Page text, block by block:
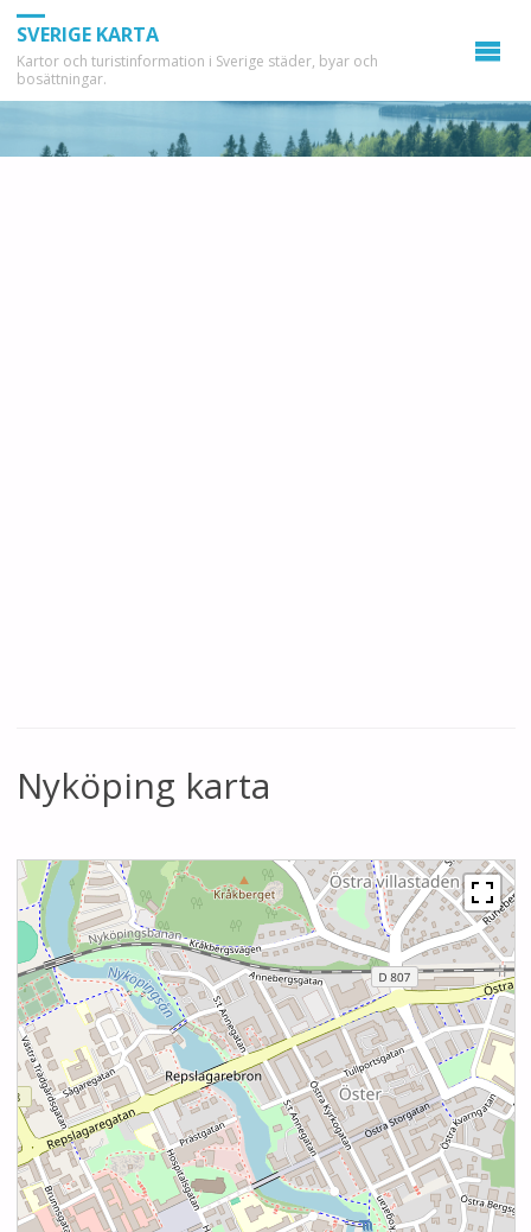
SVERIGE KARTA
Kartor och turistinformation i Sverige städer, byar och
bosättningar.
Nyköping karta